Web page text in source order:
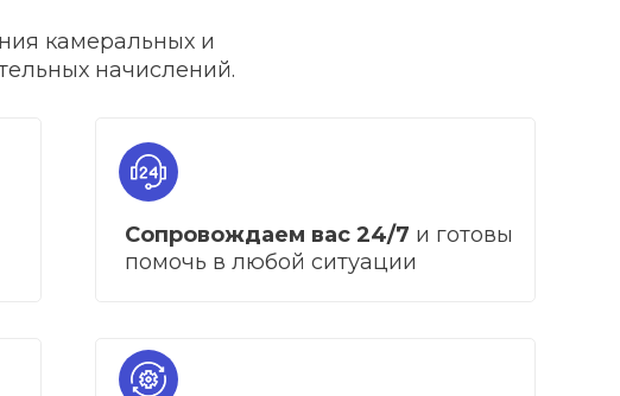
камеральных и
начислений.
Сопровождаем вас 24/7 и готовы
помочь в любой ситуации